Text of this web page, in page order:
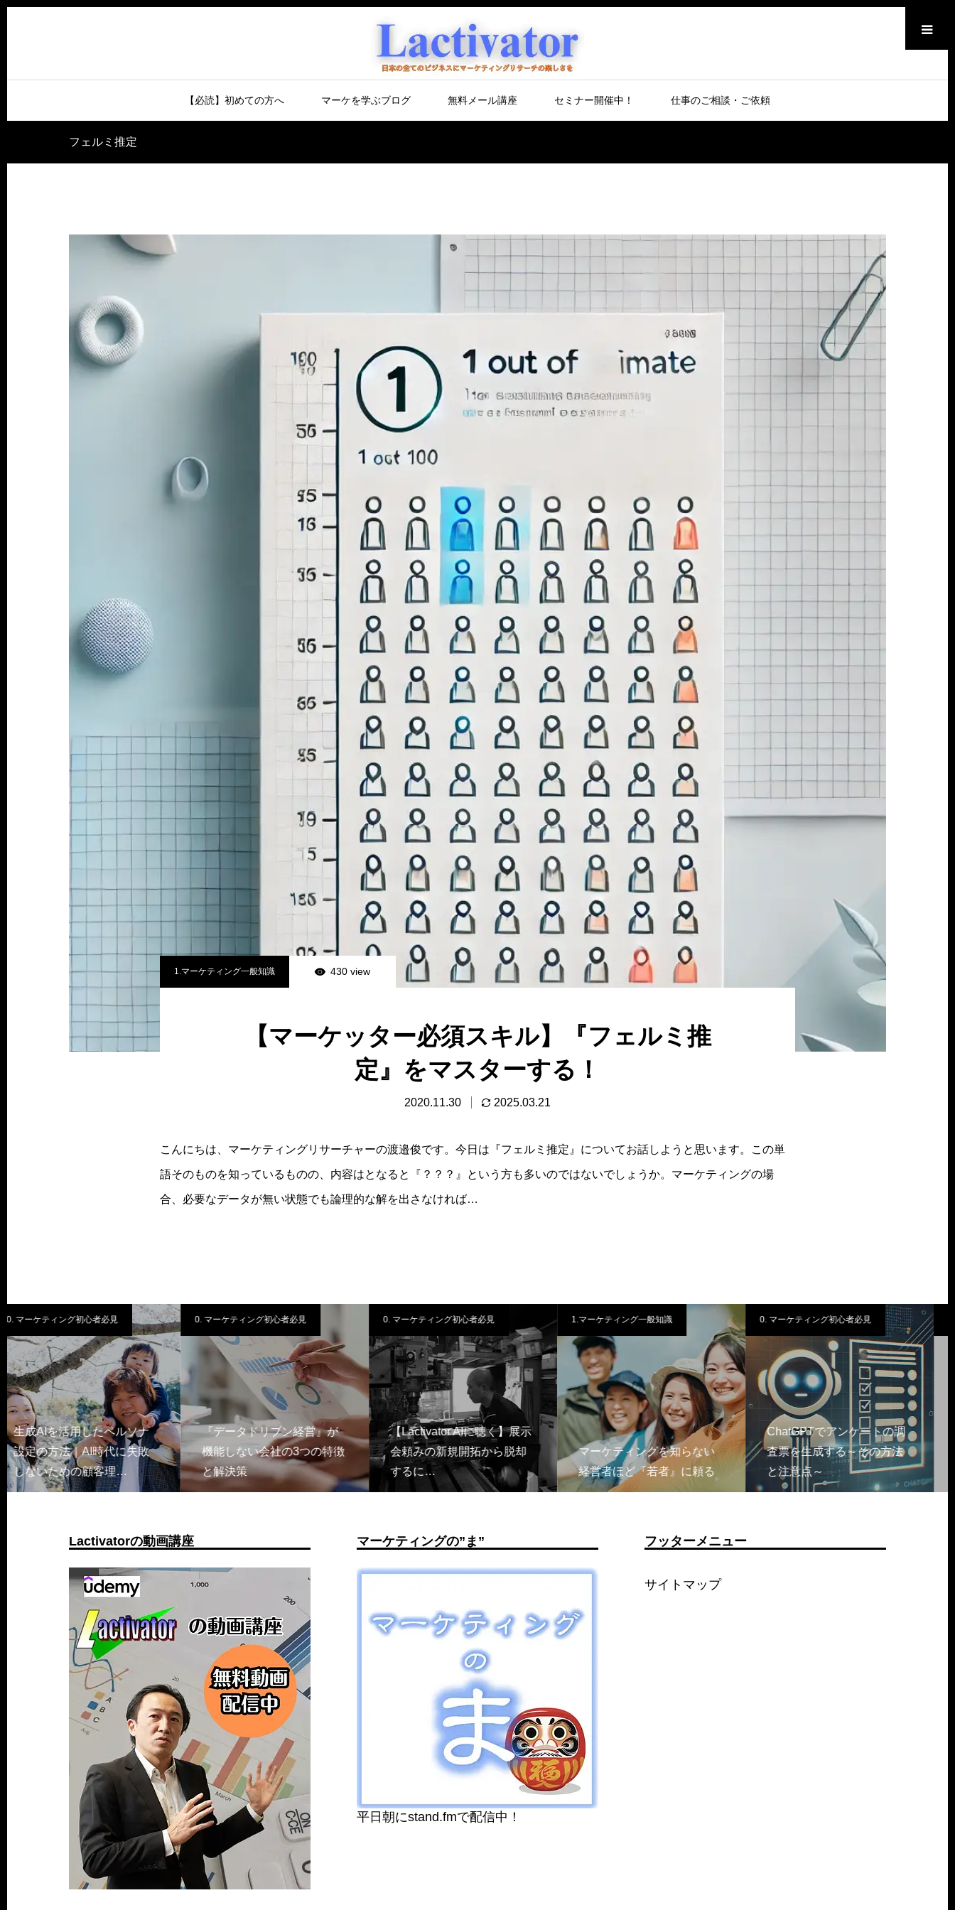
【必読】初めての方へ マーケを学ぶブログ 無料メール講座 セミナー開催中！ 仕事のご相談・ご依頼
フェルミ推定
1.マーケティング一般知識 430 view
【マーケッター必須スキル】『フェルミ推
定』をマスターする！
2020.11.30 2025.03.21
こんにちは、マーケティングリサーチャーの渡邉俊です。今日は『フェルミ推定』についてお話しようと思います。この単
語そのものを知っているものの、内容はとなると『？？？』という方も多いのではないでしょうか。マーケティングの場
合、必要なデータが無い状態でも論理的な解を出さなければ…
0. マーケティング初心者必見
『データドリブン経営』が
機能しない会社の3つの特徴
と解決策
0. マーケティング初心者必見
【Lactivator AIに聴く】展示
会頼みの新規開拓から脱却
するに…
1.マーケティング一般知識
マーケティングを知らない
経営者ほど『若者』に頼る
0. マーケティング初心者必見
ChatGPTでアンケートの調
査票を生成する～その方法
と注意点～
2.定量調査(アンケート調査)
『スクリーニング調査』と
は？Webアンケート調査の
幅を広げる手法を徹底…
Lactivatorの動画講座 マーケティングの”ま”
平日朝にstand.fmで配信中！
フッターメニュー
サイトマップ